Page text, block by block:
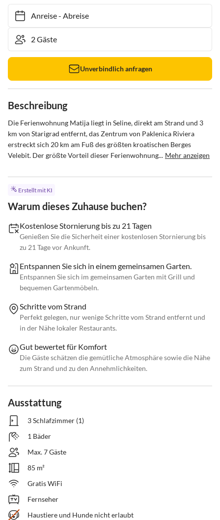
Anreise- Abreise
Unverbindlich anfragen
Beschreibung
Die Ferienwohnung Matija liegt in Seline, direkt am Strand und 3
km von Starigrad entfernt, das Zentrum von Paklenica Riviera
erstreckt sich 20 km am Fuß des größten kroatischen Berges
Velebit. Der größte Vorteil dieser Ferienwohnung... Mehr anzeigen
Erstellt mit KI
Warum dieses Zuhause buchen?
Kostenlose Stornierung bis zu 21 Tagen
Genießen Sie die Sicherheit einer kostenlosen Stornierung bis
zu 21 Tage vor Ankunft.
Entspannen Sie sich in einem gemeinsamen Garten.
Entspannen Sie sich im gemeinsamen Garten mit Grill und
bequemen Gartenmöbeln.
Schritte vom Strand
Perfekt gelegen, nur wenige Schritte vom Strand entfernt und
in der Nähe lokaler Restaurants.
Gut bewertet für Komfort
Die Gäste schätzen die gemütliche Atmosphäre sowie die Nähe
zum Strand und zu den Annehmlichkeiten.
Ausstattung
3 Schlafzimmer (1)
1 Bäder
Max. 7 Gäste
85 m²
Gratis WiFi
Fernseher
Haustiere und Hunde nicht erlaubt